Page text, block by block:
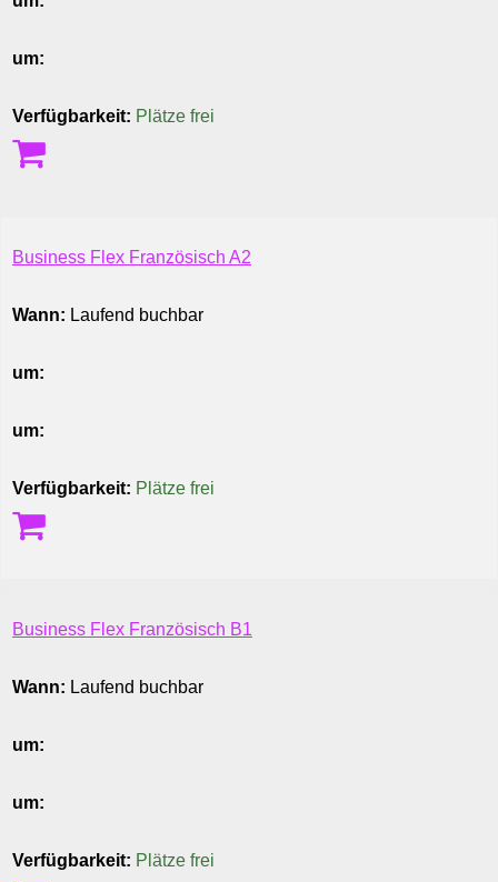
um:
Verfügbarkeit: Plätze frei
Business Flex Französisch A2
Wann: Laufend buchbar
um:
um:
Verfügbarkeit: Plätze frei
Business Flex Französisch B1
Wann: Laufend buchbar
um:
um:
Verfügbarkeit: Plätze frei